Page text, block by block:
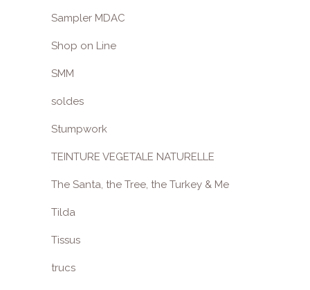
Sampler MDAC
Shop on Line
SMM
soldes
Stumpwork
TEINTURE VEGETALE NATURELLE
The Santa, the Tree, the Turkey & Me
Tilda
Tissus
trucs